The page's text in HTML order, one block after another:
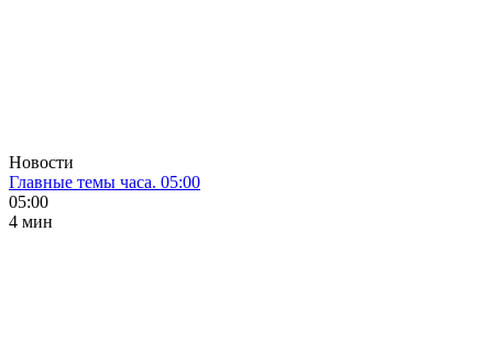
Новости
Главные темы часа. 05:00
05:00
4 мин